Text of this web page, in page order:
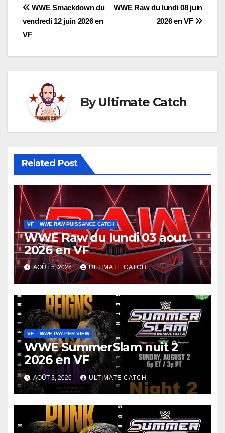
Navigation
de
l’article
WWE Raw du lundi 08 juin
2026 en VF
WWE Smackdown du
vendredi 12 juin 2026 en
VF
ByUltimate Catch
Related Post
VF WWE RAW PUISSANCE CATCH
WWE Raw du lundi 03 aout
2026 en VF
AOÛT 5, 2026 ULTIMATE CATCH
VF WWE PAY-PER-VIEW
WWE SummerSlam nuit 2
2026 en VF
AOÛT 3, 2026 ULTIMATE CATCH